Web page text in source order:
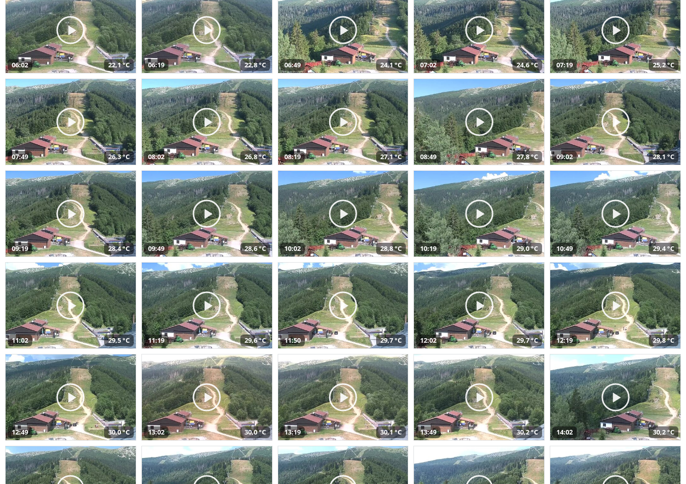
06:02 22,1 °C 06:19 22,8 °C 06:49 24,1 °C 07:02 24,6 °C 07:19 25,2 °C
07:49 26,3 °C 08:02 26,8 °C 08:19 27,1 °C 08:49 27,8 °C 09:02 28,1 °C
09:19 28,4 °C 09:49 28,6 °C 10:02 28,8 °C 10:19 29,0 °C 10:49 29,4 °C
11:02 29,5 °C 11:19 29,6 °C 11:50 29,7 °C 12:02 29,7 °C 12:19 29,8 °C
12:49 30,0 °C 13:02 30,0 °C 13:19 30,1 °C 13:49 30,2 °C 14:02 30,2 °C